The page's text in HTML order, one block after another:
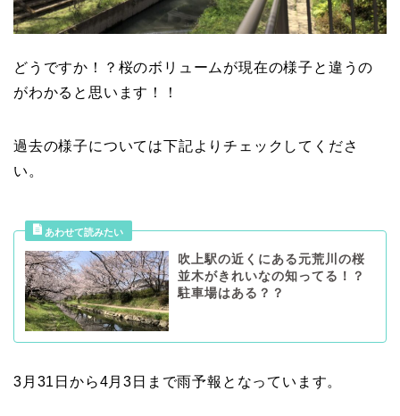
どうですか！？桜のボリュームが現在の様子と違うの
がわかると思います！！
過去の様子については下記よりチェックしてくださ
い。
吹上駅の近くにある元荒川の桜
並木がきれいなの知ってる！？
駐車場はある？？
3月31日から4月3日まで雨予報となっています。